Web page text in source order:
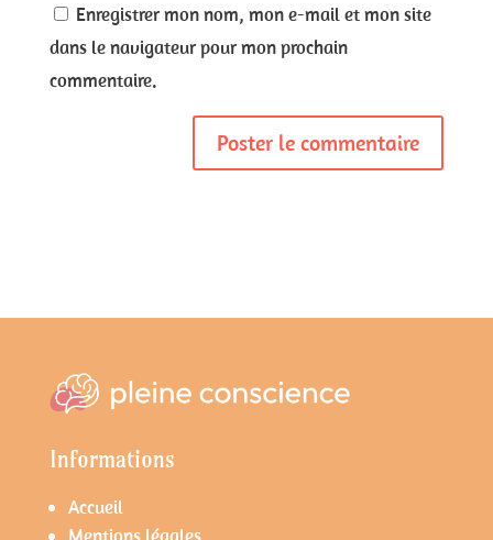
Enregistrer mon nom, mon e-mail et mon site
dans le navigateur pour mon prochain
commentaire.
Informations
Accueil